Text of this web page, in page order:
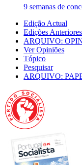
9 semanas de
Edição Actual
Edições Anteriores
ARQUIVO:
Ver Opiniões
Tópico
Pesquisar
ARQUIVO: